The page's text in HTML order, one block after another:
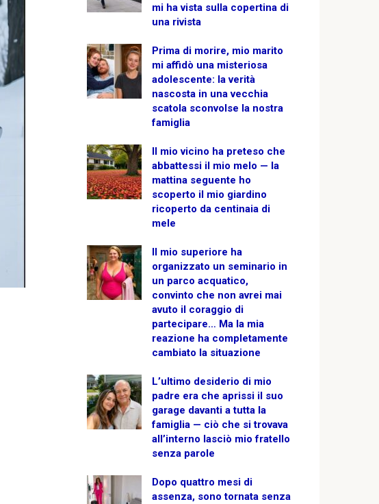
mi ha vista sulla copertina di
una rivista
Prima di morire, mio marito
mi affidò una misteriosa
adolescente: la verità
nascosta in una vecchia
scatola sconvolse la nostra
famiglia
Il mio vicino ha preteso che
abbattessi il mio melo — la
mattina seguente ho
scoperto il mio giardino
ricoperto da centinaia di
mele
Il mio superiore ha
organizzato un seminario in
un parco acquatico,
convinto che non avrei mai
avuto il coraggio di
partecipare… Ma la mia
reazione ha completamente
cambiato la situazione
L’ultimo desiderio di mio
padre era che aprissi il suo
garage davanti a tutta la
famiglia — ciò che si trovava
all’interno lasciò mio fratello
senza parole
Dopo quattro mesi di
assenza, sono tornata senza